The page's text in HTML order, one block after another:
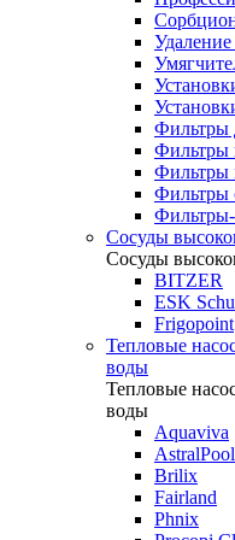
Фильтры
Фильтры
Фильтры
Фильтры
Фильтры-
Сосуды
Сосуды
BITZER
ESK
Frigopoint
Тепловые
воды
Тепловые
воды
Aquaviva
AstralPool
Brilix
Fairland
Phnix